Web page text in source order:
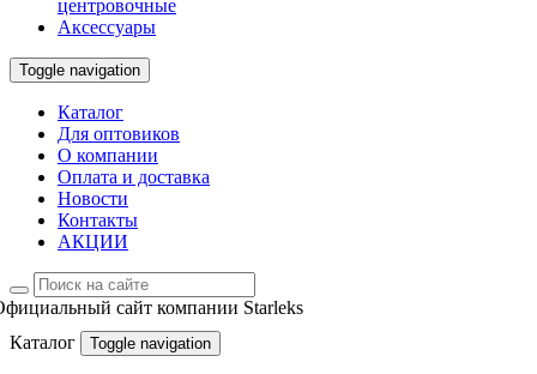
центровочные
Аксессуары
Toggle navigation
Каталог
Для оптовиков
О компании
Оплата и доставка
Новости
Контакты
АКЦИИ
сайт компании Starleks
Каталог
Toggle navigation